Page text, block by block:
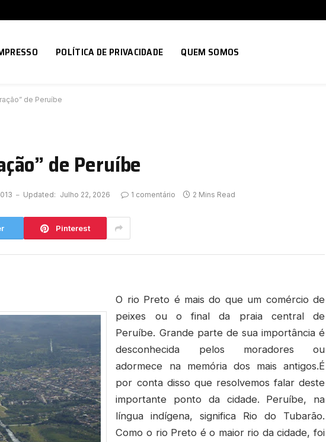
POLÍTICA DE PRIVACIDADE QUEM SOMOS
de Peruíbe
de Peruíbe
Updated: Julho 22, 2026 1 comentário 2 Mins Read
Pinterest
O rio Preto é mais do que um comércio de
peixes ou o final da praia central de
Peruíbe. Grande parte de sua importância é
desconhecida pelos moradores ou
adormece na memória dos mais antigos.É
por conta disso que resolvemos falar deste
importante ponto da cidade. Peruíbe, na
língua indígena, significa Rio do Tubarão.
Como o rio Preto é o maior rio da cidade, foi